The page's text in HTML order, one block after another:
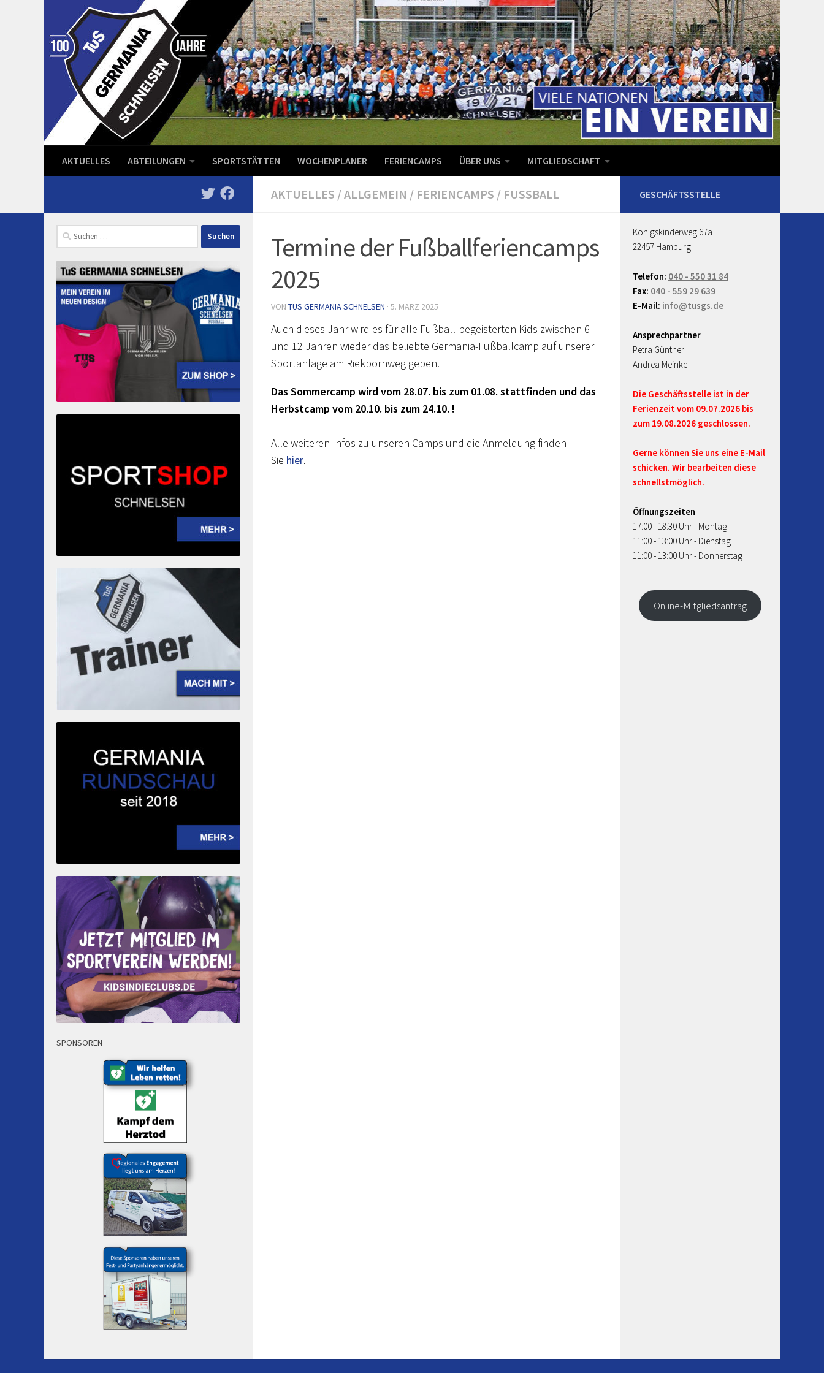
Zum Inhalt springen
AKTUELLES ABTEILUNGEN SPORTSTÄTTEN WOCHENPLANER FERIENCAMPS ÜBER UNS MITGLIEDSCHAFT
AKTUELLES /ALLGEMEIN / FERIENCAMPS / FUSSBALL
Termine der Fußballferiencamps
2025
VON TUS GERMANIA SCHNELSEN · 5. MÄRZ 2025
Auch dieses Jahr wird es für alle Fußball-begeisterten Kids zwischen 6
und 12 Jahren wieder das beliebte Germania-Fußballcamp auf unserer
Sportanlage am Riekbornweg geben.
Das Sommercamp wird vom 28.07. bis zum 01.08. stattfinden und das
Herbstcamp vom 20.10. bis zum 24.10. !
Alle weiteren Infos zu unseren Camps und die Anmeldung finden
Sie hier.
Suchen
nach:
SPONSOREN
Königskinderweg 67a
22457 Hamburg
Telefon: 040 - 550 31 84
Fax: 040 - 559 29 639
E-Mail: info@tusgs.de
Ansprechpartner
Petra Günther
Andrea Meinke
Die Geschäftsstelle ist in der
Ferienzeit vom 09.07.2026 bis
zum 19.08.2026 geschlossen.
Gerne können Sie uns eine E-Mail
schicken. Wir bearbeiten diese
schnellstmöglich.
Öffnungszeiten
17:00 - 18:30 Uhr - Montag
11:00 - 13:00 Uhr - Dienstag
11:00 - 13:00 Uhr - Donnerstag
Online-Mitgliedsantrag